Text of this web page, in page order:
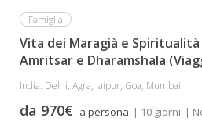
Famiglia
Vita dei Maragià e
Amritsar e Dharamshala
India: Delhi, Agra, Jaipur, Goa, Mumbai
da 970€ a persona | 10 giorni |